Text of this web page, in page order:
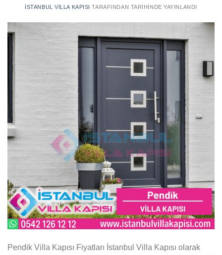
İSTANBUL VILLA KAPISI TARAFINDAN TARIHINDE YAYINLANDI
Pendik Villa Kapısı Fiyatları İstanbul Villa Kapısı olarak